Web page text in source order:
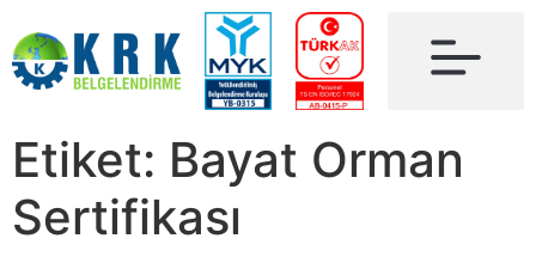
Etiket: Bayat Orman
Sertifikası